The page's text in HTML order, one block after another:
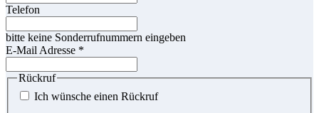
Telefon
bitte keine Sonderrufnummern eingeben
E-Mail Adresse *
Rückruf
Ich wünsche einen Rückruf